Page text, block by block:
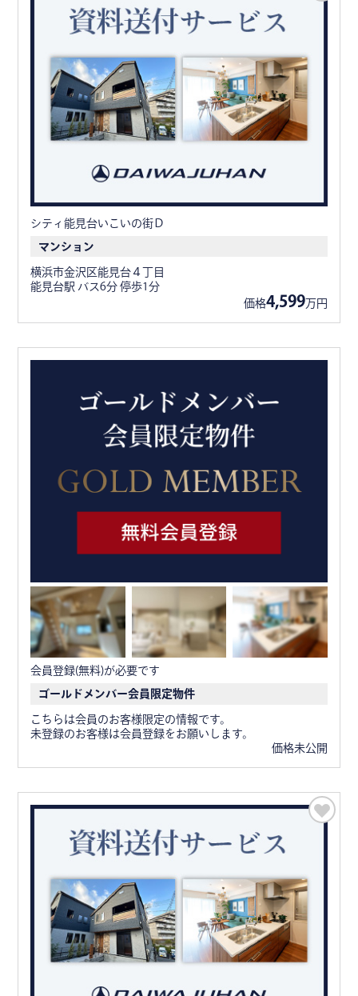
シティ能見台いこいの街Ｄ
マンション
横浜市金沢区能見台４丁目
能見台駅 バス6分 停歩1分
価格4,599万円
会員登録(無料)が必要です
ゴールドメンバー会員限定物件
こちらは会員のお客様限定の情報です。
未登録のお客様は会員登録をお願いします。
価格未公開